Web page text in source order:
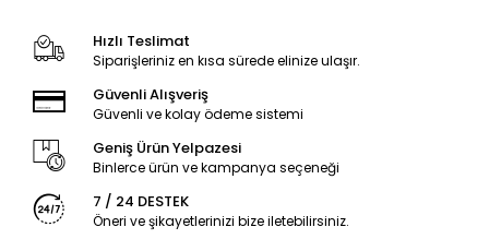
Hızlı Teslimat
Siparişleriniz en kısa sürede elinize ulaşır.
Güvenli Alışveriş
Güvenli ve kolay ödeme sistemi
Geniş Ürün Yelpazesi
Binlerce ürün ve kampanya seçeneği
7 / 24 DESTEK
Öneri ve şikayetlerinizi bize iletebilirsiniz.